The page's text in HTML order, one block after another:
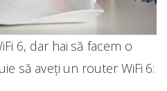
6, dar hai să facem o
să aveți un router WiFi 6: